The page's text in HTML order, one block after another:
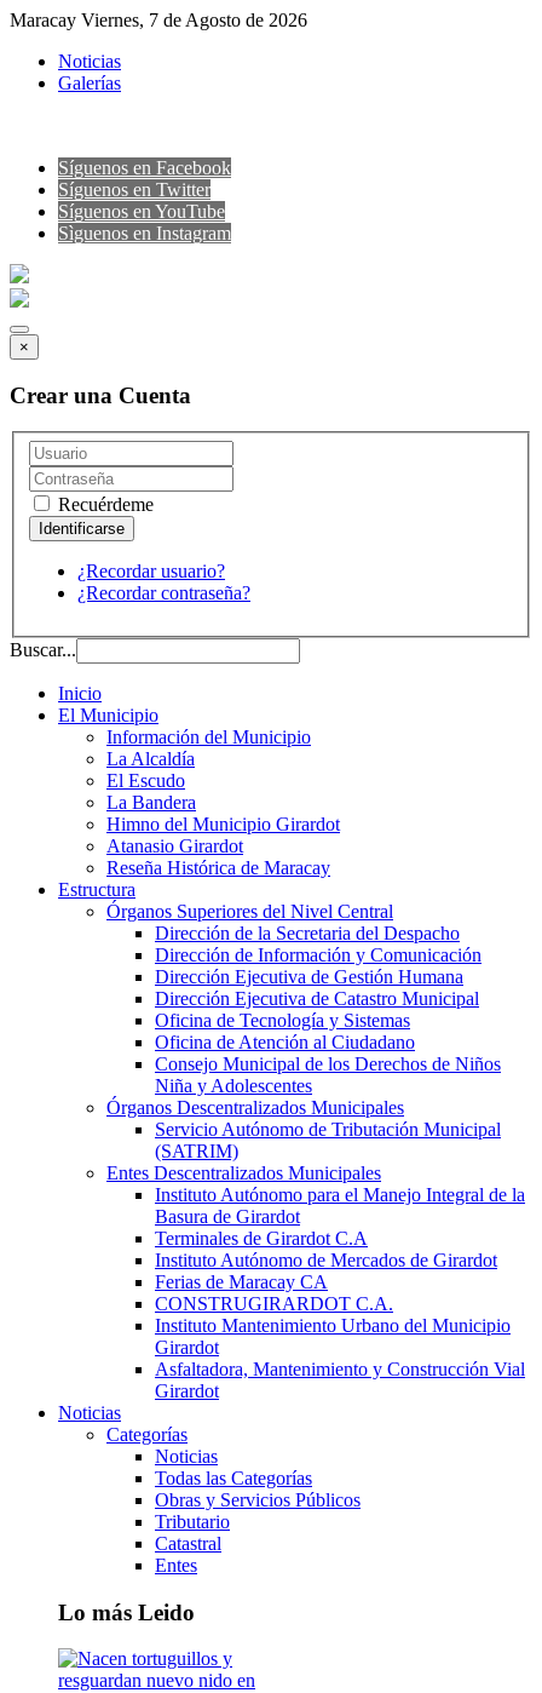
Maracay Viernes, 7 de Agosto de 2026
Noticias
Galerías
Síguenos en Facebook
Síguenos en Twitter
Síguenos en YouTube
Sìguenos en Instagram
×
Crear una Cuenta
Recuérdeme
¿Recordar usuario?
¿Recordar contraseña?
Buscar...
Inicio
El Municipio
Información del Municipio
La Alcaldía
El Escudo
La Bandera
Himno del Municipio Girardot
Atanasio Girardot
Reseña Histórica de Maracay
Estructura
Órganos Superiores del Nivel Central
Dirección de la Secretaria del Despacho
Dirección de Información y Comunicación
Dirección Ejecutiva de Gestión Humana
Dirección Ejecutiva de Catastro Municipal
Oficina de Tecnología y Sistemas
Oficina de Atención al Ciudadano
Consejo Municipal de los Derechos de Niños
Niña y Adolescentes
Órganos Descentralizados Municipales
Servicio Autónomo de Tributación Municipal
(SATRIM)
Entes Descentralizados Municipales
Instituto Autónomo para el Manejo Integral de la
Basura de Girardot
Terminales de Girardot C.A
Instituto Autónomo de Mercados de Girardot
Ferias de Maracay CA
CONSTRUGIRARDOT C.A.
Instituto Mantenimiento Urbano del Municipio
Girardot
Asfaltadora, Mantenimiento y Construcción Vial
Girardot
Noticias
Categorías
Noticias
Todas las Categorías
Obras y Servicios Públicos
Tributario
Catastral
Entes
Lo más Leido